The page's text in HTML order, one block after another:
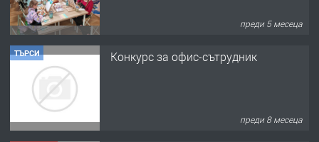
преди 5 месеца
ТЪРСИ Конкурс за офис-сътрудник
преди 8 месеца